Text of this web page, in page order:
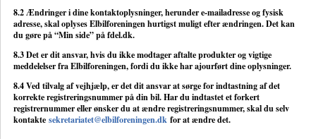
8.2 Ændringer i dine kontaktoplysninger, herunder e-mailadresse og fysisk
adresse, skal oplyses Elbilforeningen hurtigst muligt efter ændringen. Det kan
du gøre på “Min side” på fdel.dk.
8.3 Det er dit ansvar, hvis du ikke modtager aftalte produkter og vigtige
meddelelser fra Elbilforeningen, fordi du ikke har ajourført dine oplysninger.
8.4 Ved tilvalg af vejhjælp, er det dit ansvar at sørge for indtastning af det
korrekte registreringsnummer på din bil. Har du indtastet et forkert
registrernummer eller ønsker du at ændre registreringsnummer, skal du selv
kontakte sekretariatet@elbilforeningen.dk for at ændre det.